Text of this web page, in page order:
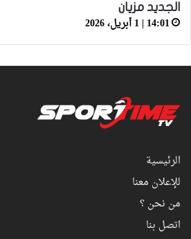
الجديد مزيان
14:01 | 1 أبريل، 2026
الرئيسية
للإعلان معنا
من نحن ؟
اتصل بنا